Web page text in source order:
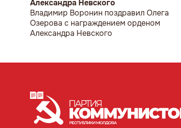
Александра Невского
Владимир Воронин поздравил Олега
Озерова с награждением орденом
Александра Невского